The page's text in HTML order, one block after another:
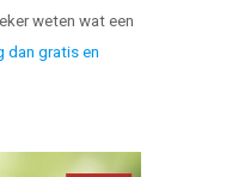
weten wat een
dan gratis en